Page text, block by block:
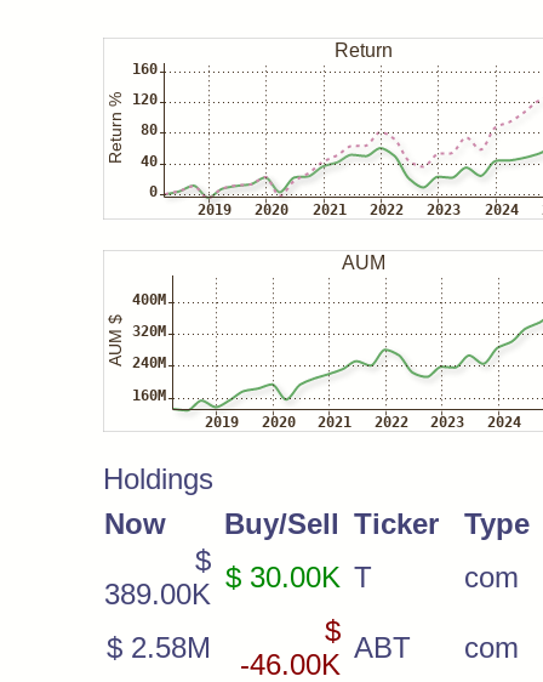
Holdings
Now
Buy/Sell Ticker
Type
$
389.00K
$ 30.00K T com
$ 2.58M
$
-46.00K
ABT com